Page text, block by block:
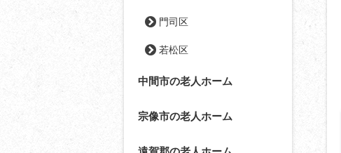
門司区
若松区
中間市の老人ホーム
宗像市の老人ホーム